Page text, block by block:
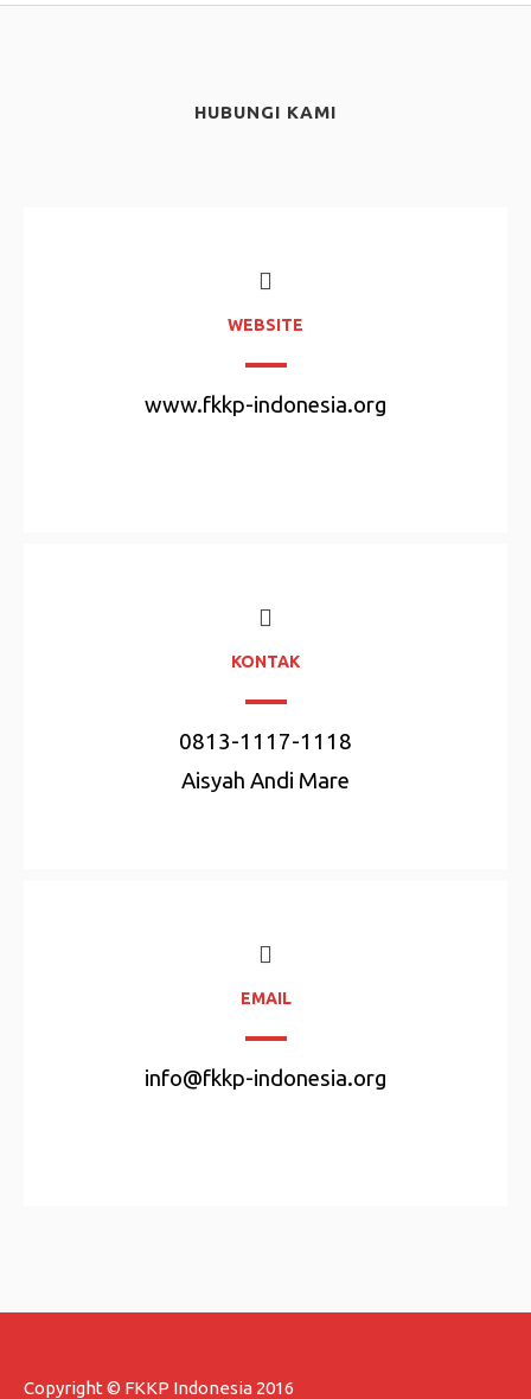
HUBUNGI KAMI
WEBSITE
www.fkkp-indonesia.org
KONTAK
0813-1117-1118
Aisyah Andi Mare
EMAIL
info@fkkp-indonesia.org
Copyright © FKKP Indonesia 2016